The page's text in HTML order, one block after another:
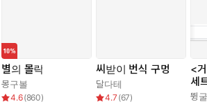
별의 몰락
몽구볼
4.6(860)
씨받이 번식 구멍
달다테
4.7 (67)
<
세
뜅